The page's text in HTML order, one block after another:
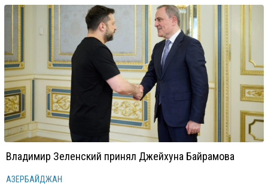
Владимир Зеленский принял Джейхуна Байрамова
АЗЕРБАЙДЖАН